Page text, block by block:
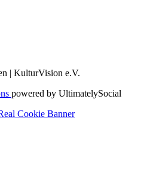
| KulturVision e.V.
powered by UltimatelySocial
Cookie Banner